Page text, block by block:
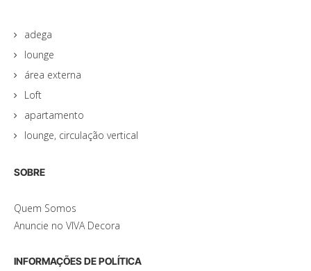
adega
lounge
área externa
Loft
apartamento
lounge, circulação vertical
SOBRE
Quem Somos
Anuncie no VIVA Decora
INFORMAÇÕES DE POLÍTICA